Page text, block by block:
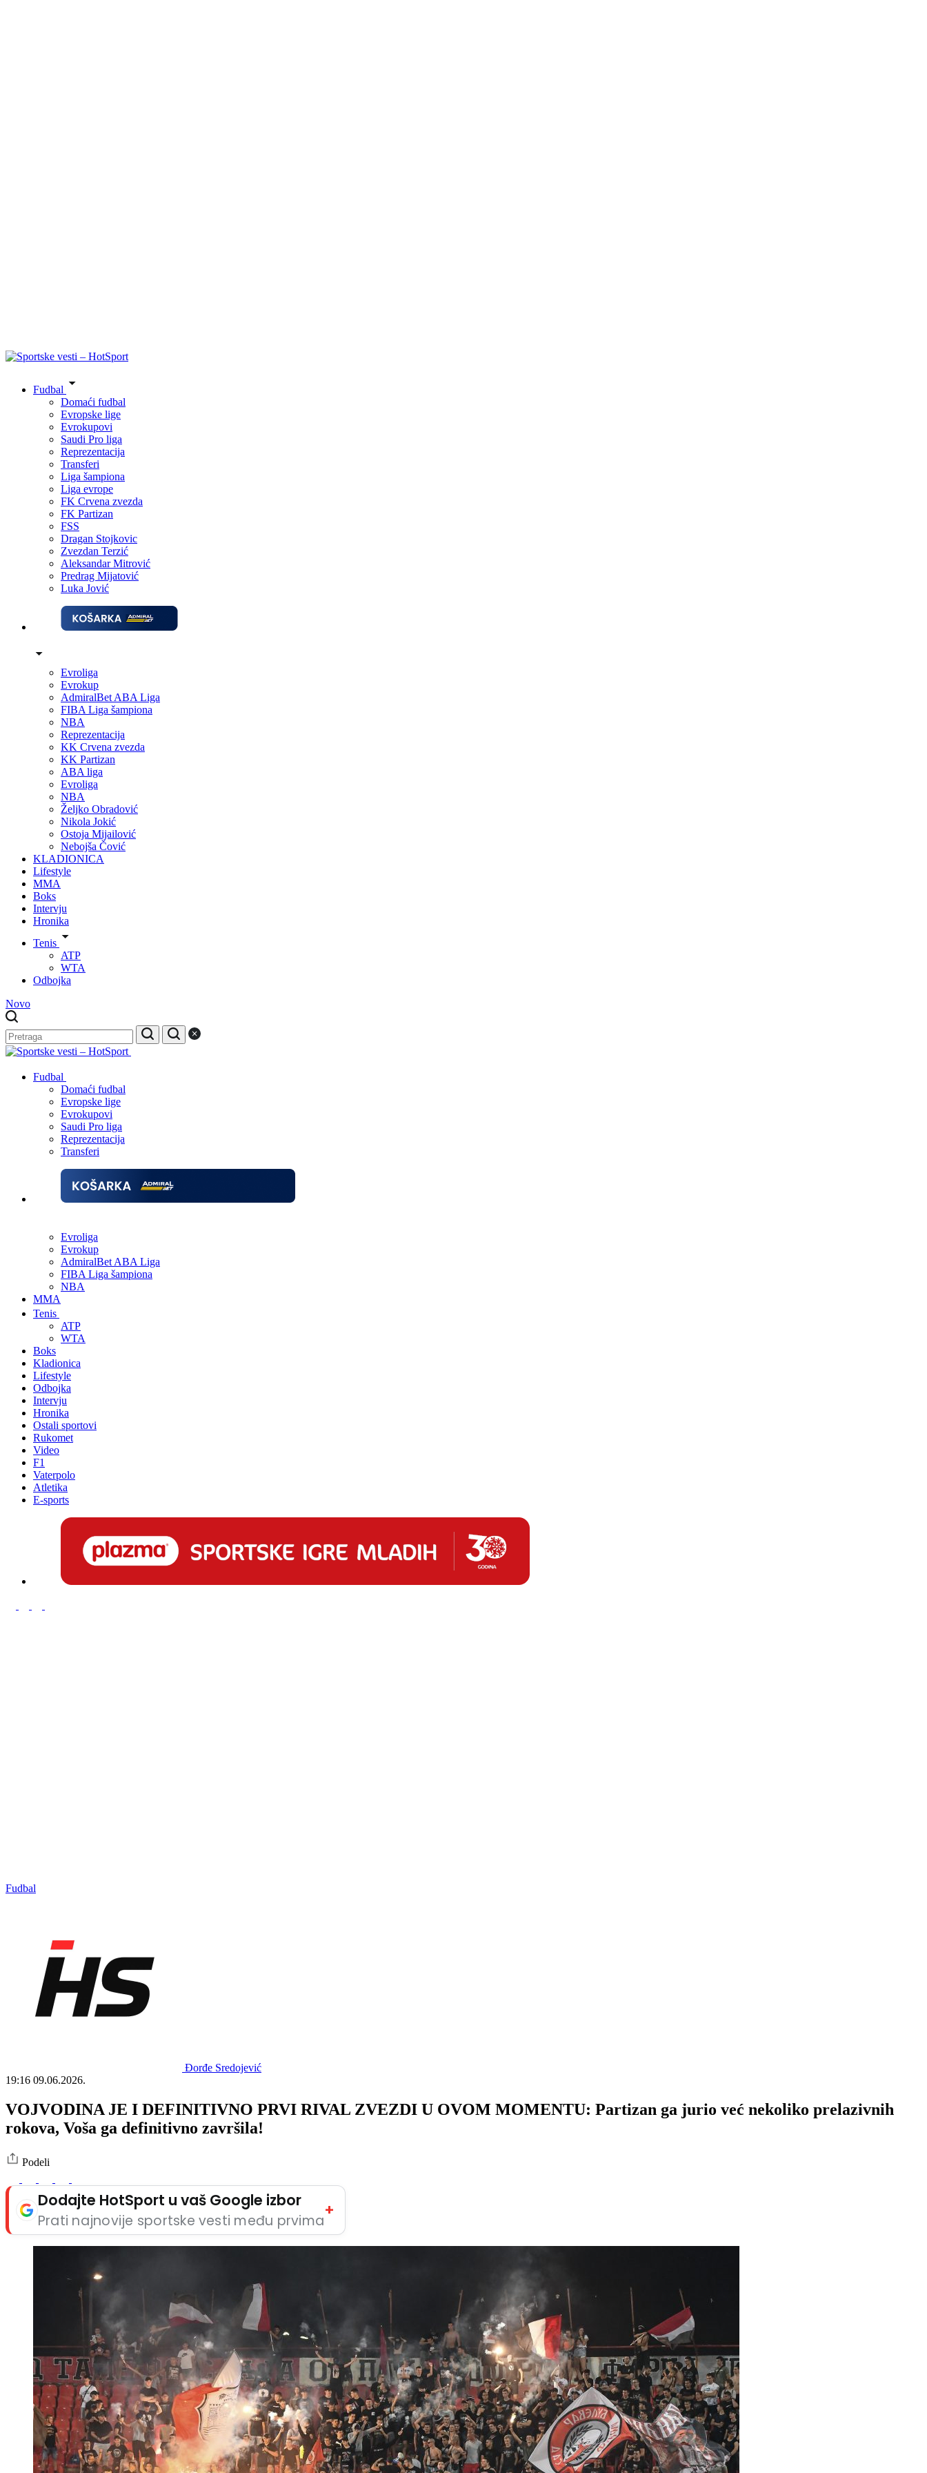
Fudbal
Domaći fudbal
Evropske lige
Evrokupovi
Saudi Pro liga
Reprezentacija
Transferi
Liga šampiona
Liga evrope
FK Crvena zvezda
FK Partizan
FSS
Dragan Stojkovic
Zvezdan Terzić
Aleksandar Mitrović
Predrag Mijatović
Luka Jović
Evroliga
Evrokup
AdmiralBet ABA Liga
FIBA Liga šampiona
NBA
Reprezentacija
KK Crvena zvezda
KK Partizan
ABA liga
Evroliga
NBA
Željko Obradović
Nikola Jokić
Ostoja Mijailović
Nebojša Čović
KLADIONICA
Lifestyle
MMA
Boks
Intervju
Hronika
Tenis
ATP
WTA
Odbojka
Novo
Fudbal
Domaći fudbal
Evropske lige
Evrokupovi
Saudi Pro liga
Reprezentacija
Transferi
Evroliga
Evrokup
AdmiralBet ABA Liga
FIBA Liga šampiona
NBA
MMA
Tenis
ATP
WTA
Boks
Kladionica
Lifestyle
Odbojka
Intervju
Hronika
Ostali sportovi
Rukomet
Video
F1
Vaterpolo
Atletika
E-sports
Fudbal
Đorđe Sredojević
19:16 09.06.2026.
VOJVODINA JE I DEFINITIVNO PRVI RIVAL ZVEZDI U OVOM MOMENTU: Partizan ga jurio već nekoliko prelazivnih
rokova, Voša ga definitivno završila!
Podeli
Dodajte HotSport u vaš Google izbor
Prati najnovije sportske vesti među prvima
+